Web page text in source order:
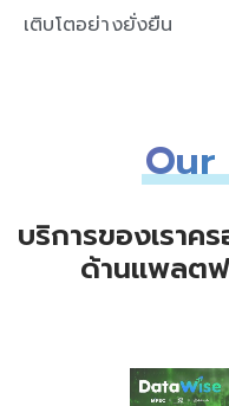
เติบโตอย่างยั่งยืน
Our
บริการของเราค
ด้านแพลต